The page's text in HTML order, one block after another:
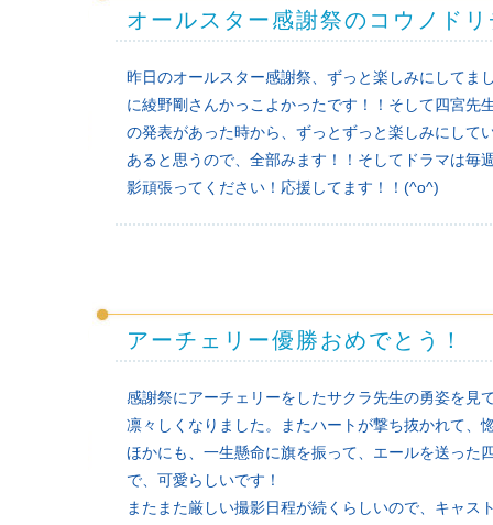
オールスター感謝祭のコウノド
昨日のオールスター感謝祭、ずっと楽しみにしてま
に綾野剛さんかっこよかったです！！そして四宮先
の発表があった時から、ずっとずっと楽しみにして
あると思うので、全部みます！！そしてドラマは
影頑張ってください！応援してます！！(^o^)
アーチェリー優勝おめでとう！
感謝祭にアーチェリーをしたサクラ先生の勇姿を見
凛々しくなりました。またハートが撃ち抜かれて、
ほかにも、一生懸命に旗を振って、エールを送った
で、可愛らしいです！
またまた厳しい撮影日程が続くらしいので、キャ